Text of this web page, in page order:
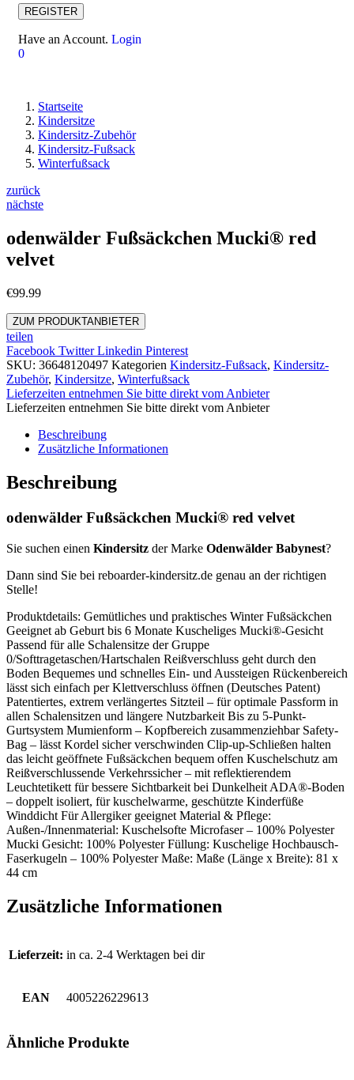
REGISTER
Have an Account. Login
0
Startseite
Kindersitze
Kindersitz-Zubehör
Kindersitz-Fußsack
Winterfußsack
zurück
nächste
odenwälder Fußsäckchen Mucki® red
velvet
€99.99
ZUM PRODUKTANBIETER
teilen
Facebook TwitterLinkedin Pinterest
SKU: 36648120497 Kategorien Kindersitz-Fußsack, Kindersitz-
Zubehör, Kindersitze, Winterfußsack
Lieferzeiten entnehmen Sie bitte direkt vom Anbieter
Lieferzeiten entnehmen Sie bitte direkt vom Anbieter
Beschreibung
Zusätzliche Informationen
Beschreibung
odenwälder Fußsäckchen Mucki® red velvet
Sie suchen einen Kindersitz der Marke Odenwälder Babynest?
Dann sind Sie bei reboarder-kindersitz.de genau an der richtigen
Stelle!
Produktdetails: Gemütliches und praktisches Winter Fußsäckchen
Geeignet ab Geburt bis 6 Monate Kuscheliges Mucki®-Gesicht
Passend für alle Schalensitze der Gruppe
0/Softtragetaschen/Hartschalen Reißverschluss geht durch den
Boden Bequemes und schnelles Ein- und Aussteigen Rückenbereich
lässt sich einfach per Klettverschluss öffnen (Deutsches Patent)
Patentiertes, extrem verlängertes Sitzteil – für optimale Passform in
allen Schalensitzen und längere Nutzbarkeit Bis zu 5-Punkt-
Gurtsystem Mumienform – Kopfbereich zusammenziehbar Safety-
Bag – lässt Kordel sicher verschwinden Clip-up-Schließen halten
das leicht geöffnete Fußsäckchen bequem offen Kuschelschutz am
Reißverschlussende Verkehrssicher – mit reflektierendem
Leuchtetikett für bessere Sichtbarkeit bei Dunkelheit ADA®-Boden
– doppelt isoliert, für kuschelwarme, geschützte Kinderfüße
Winddicht Für Allergiker geeignet Material & Pflege:
Außen-/Innenmaterial: Kuschelsofte Microfaser – 100% Polyester
Mucki Gesicht: 100% Polyester Füllung: Kuschelige Hochbausch-
Faserkugeln – 100% Polyester Maße: Maße (Länge x Breite): 81 x
44 cm
Zusätzliche Informationen
Lieferzeit: in ca. 2-4 Werktagen bei dir
EAN 4005226229613
Ähnliche Produkte